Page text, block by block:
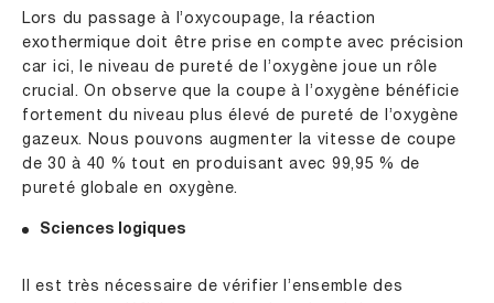
Lors du passage à l’oxycoupage, la réaction
exothermique doit être prise en compte avec précision
car ici, le niveau de pureté de l’oxygène joue un rôle
crucial. On observe que la coupe à l’oxygène bénéficie
fortement du niveau plus élevé de pureté de l’oxygène
gazeux. Nous pouvons augmenter la vitesse de coupe
de 30 à 40 % tout en produisant avec 99,95 % de
pureté globale en oxygène.
Sciences logiques
Il est très nécessaire de vérifier l’ensemble des